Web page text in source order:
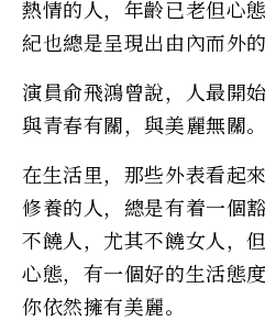
熱情的人，年齡已老但心
紀也總是呈現出由內而外的
演員俞飛鴻曾說，人最開
與青春有關，與美麗無關。
在生活里，那些外表看起
修養的人，總是有着一個
不饒人，尤其不饒女人，
心態，有一個好的生活態
你依然擁有美麗。